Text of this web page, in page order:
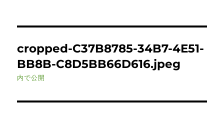
稿
ナ
ビ
cropped-C37B8785-34B7-4E51-
BB8B-C8D5BB66D616.jpeg
内で公開